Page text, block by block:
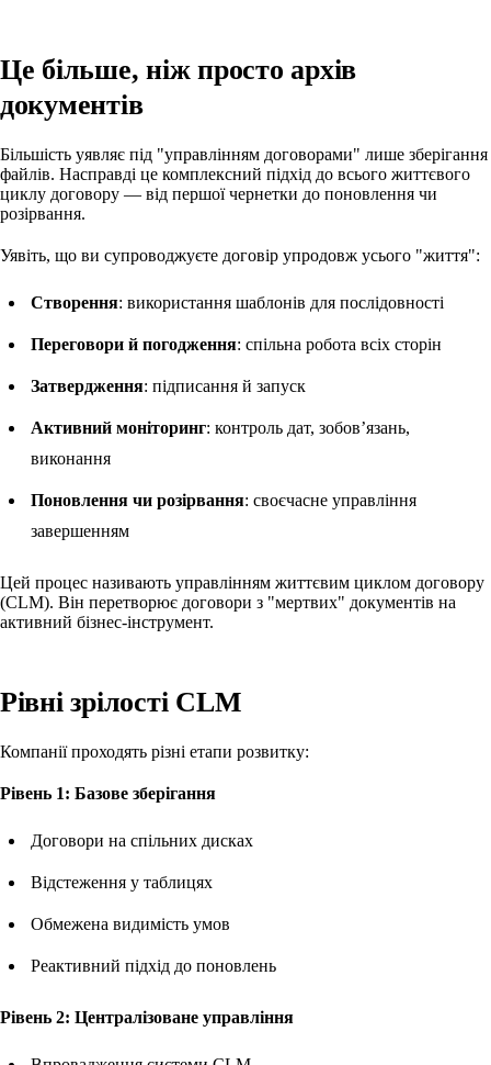
Це більше, ніж просто архів
документів
Більшість уявляє під "управлінням договорами" лише зберігання
файлів. Насправді це комплексний підхід до всього життєвого
циклу договору — від першої чернетки до поновлення чи
розірвання.
Уявіть, що ви супроводжуєте договір упродовж усього "життя":
Створення: використання шаблонів для послідовності
Переговори й погодження: спільна робота всіх сторін
Затвердження: підписання й запуск
Активний моніторинг: контроль дат, зобов’язань,
виконання
Поновлення чи розірвання: своєчасне управління
завершенням
Цей процес називають управлінням життєвим циклом договору
(CLM). Він перетворює договори з "мертвих" документів на
активний бізнес-інструмент.
Рівні зрілості CLM
Компанії проходять різні етапи розвитку:
Рівень 1: Базове зберігання
Договори на спільних дисках
Відстеження у таблицях
Обмежена видимість умов
Реактивний підхід до поновлень
Рівень 2: Централізоване управління